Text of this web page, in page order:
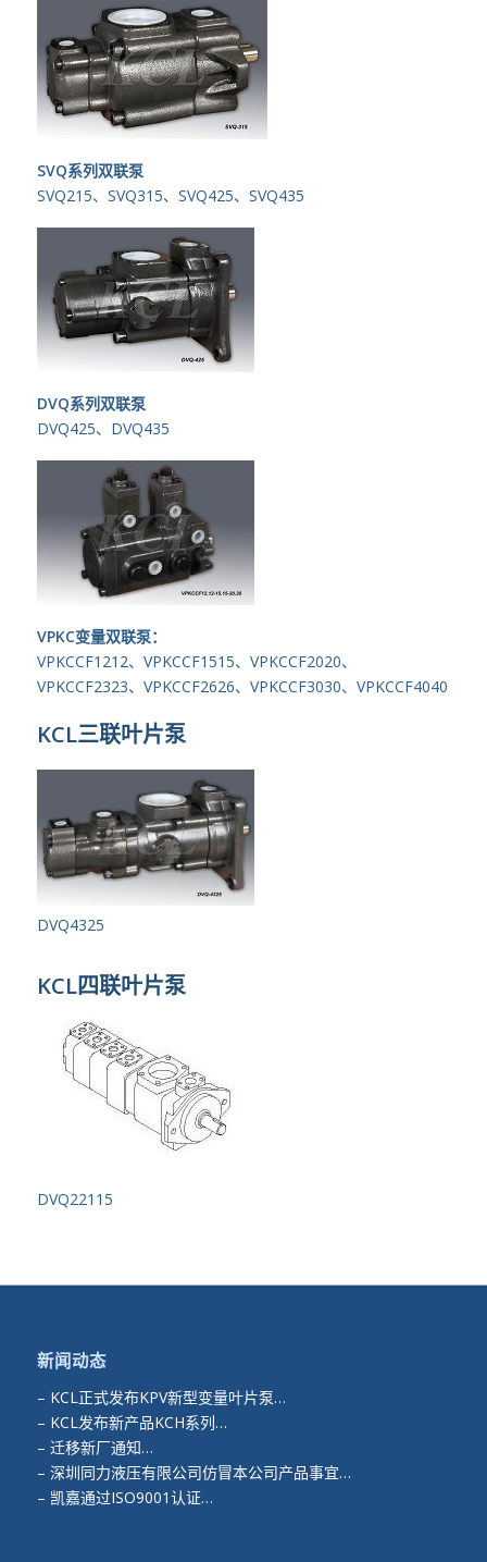
SVQ系列双联泵
SVQ215、SVQ315、SVQ425、SVQ435
DVQ系列双联泵
DVQ425、DVQ435
VPKC变量双联泵：
VPKCCF1212、VPKCCF1515、VPKCCF2020、
VPKCCF2323、VPKCCF2626、VPKCCF3030、VPKCCF4040
KCL三联叶片泵
DVQ4325
KCL四联叶片泵
DVQ22115
新闻动态
– KCL正式发布KPV新型变量叶片泵…
– KCL发布新产品KCH系列…
– 迁移新厂通知…
– 深圳同力液压有限公司仿冒本公司产品事宜…
– 凯嘉通过ISO9001认证…